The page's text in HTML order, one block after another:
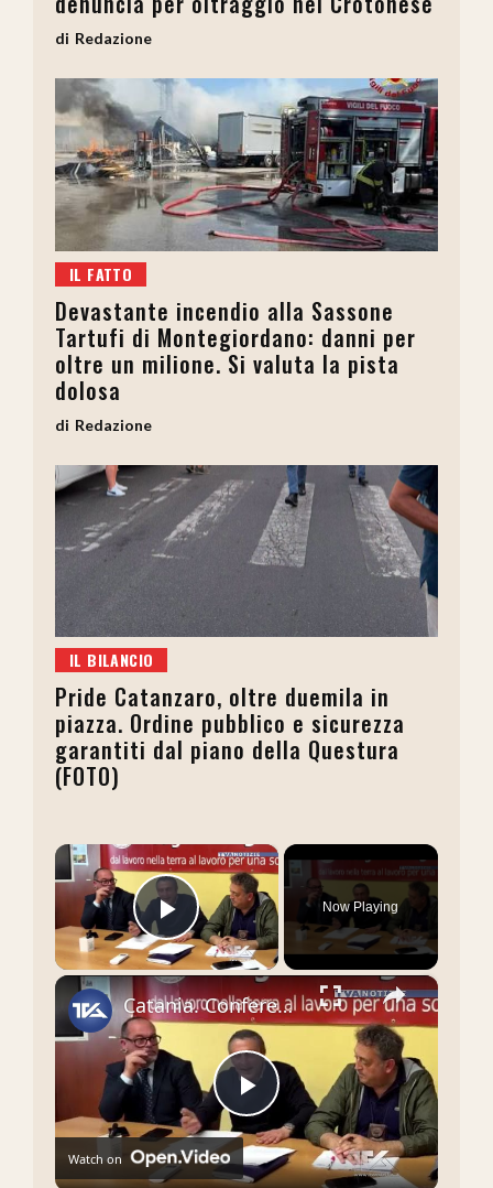
Redazione
IL FATTO
Devastante incendio alla Sassone
Tartufi di Montegiordano: danni per
oltre un milione. Si valuta la pista
dolosa
Redazione
IL BILANCIO
Pride Catanzaro, oltre duemila in
piazza. Ordine pubblico e sicurezza
garantiti dal piano della Questura
(FOTO)
×
Play Video
Now Playing
×
Play
Catania. Conferenza stampa del Sifus sulla vicenda degli ex operatori della formazione professionale
Watch on